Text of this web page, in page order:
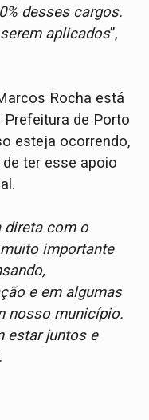
desses cargos.
aplicados”,
Rocha está
Prefeitura de Porto
esteja ocorrendo,
ter esse apoio
direta com o
importante
e em algumas
nosso município.
estar juntos e